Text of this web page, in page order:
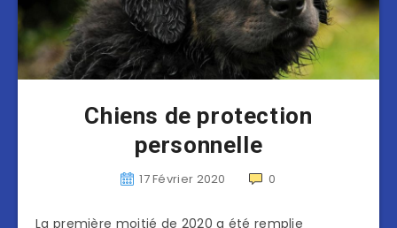
Chiens de protection
personnelle
17 Février 2020 0
La première moitié de 2020 a été remplie